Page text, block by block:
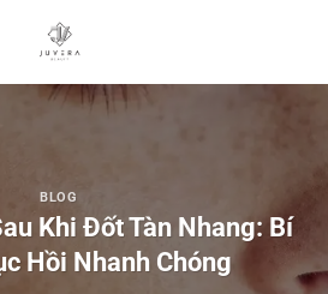
BLOG
Khi Đốt Tàn Nhang: Bí
Hồi Nhanh Chóng